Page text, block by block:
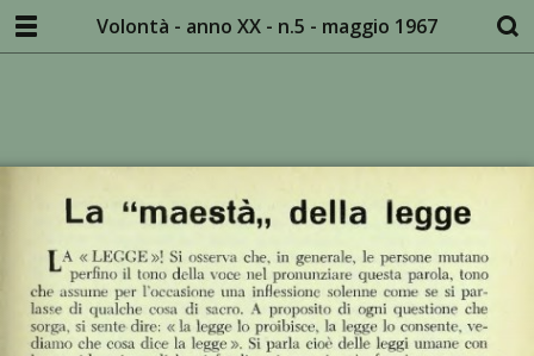
Volontà - anno XX - n.5 - maggio 1967